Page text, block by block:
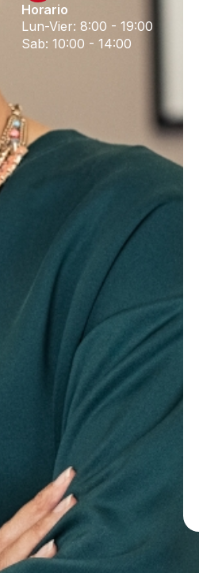
Horario
Lun-Vier: 8:00 - 19:00
Sab: 10:00 - 14:00